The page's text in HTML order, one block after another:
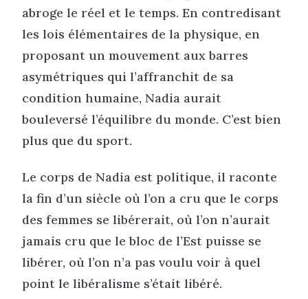
abroge le réel et le temps. En contredisant
les lois élémentaires de la physique, en
proposant un mouvement aux barres
asymétriques qui l’affranchit de sa
condition humaine, Nadia aurait
bouleversé l’équilibre du monde. C’est bien
plus que du sport.
Le corps de Nadia est politique, il raconte
la fin d’un siècle où l’on a cru que le corps
des femmes se libérerait, où l’on n’aurait
jamais cru que le bloc de l’Est puisse se
libérer, où l’on n’a pas voulu voir à quel
point le libéralisme s’était libéré.